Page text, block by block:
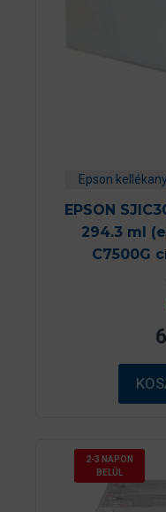
Epson
EPSON
294.3 ml
C7500G
l
2-3 NAPON
BELÜL